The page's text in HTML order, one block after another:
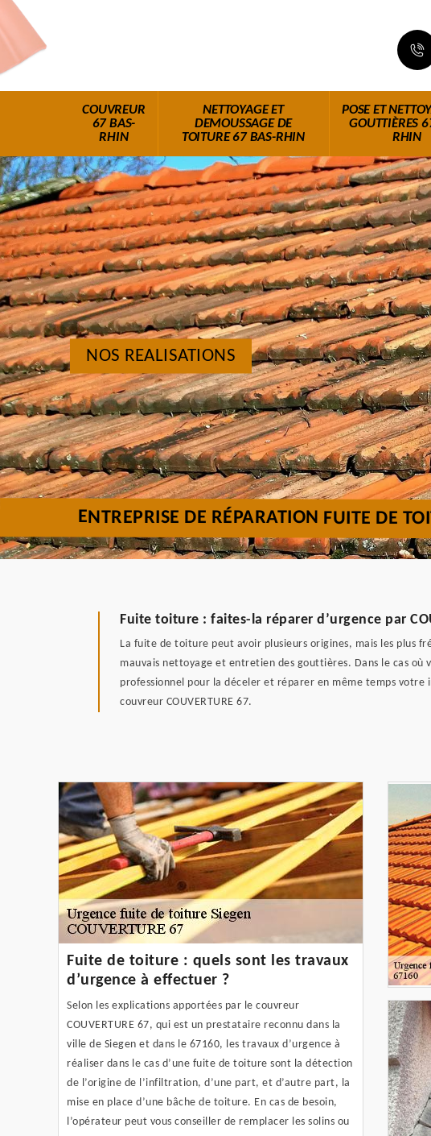
COUVREUR
67 BAS-
RHIN
NETTOYAGE ET
DEMOUSSAGE DE
TOITURE 67 BAS-RHIN
POSE ET
GOUTTIÈRES
RHIN
NOS REALISATIONS
ENTREPRISE DE RÉPARATION FUITE DE
Fuite toiture : faites-la réparer d’urgence par
La fuite de toiture peut avoir plusieurs origines, mais les plus
mauvais nettoyage et entretien des gouttières. Dans le cas
professionnel pour la déceler et réparer en même temps
couvreur COUVERTURE 67.
Fuite de toiture : quels sont les travaux
d’urgence à effectuer ?
Selon les explications apportées par le couvreur
COUVERTURE 67, qui est un prestataire reconnu dans la
ville de Siegen et dans le 67160, les travaux d’urgence à
réaliser dans le cas d’une fuite de toiture sont la détection
de l’origine de l’infiltration, d’une part, et d’autre part, la
mise en place d’une bâche de toiture. En cas de besoin,
l’opérateur peut vous conseiller de remplacer les solins ou